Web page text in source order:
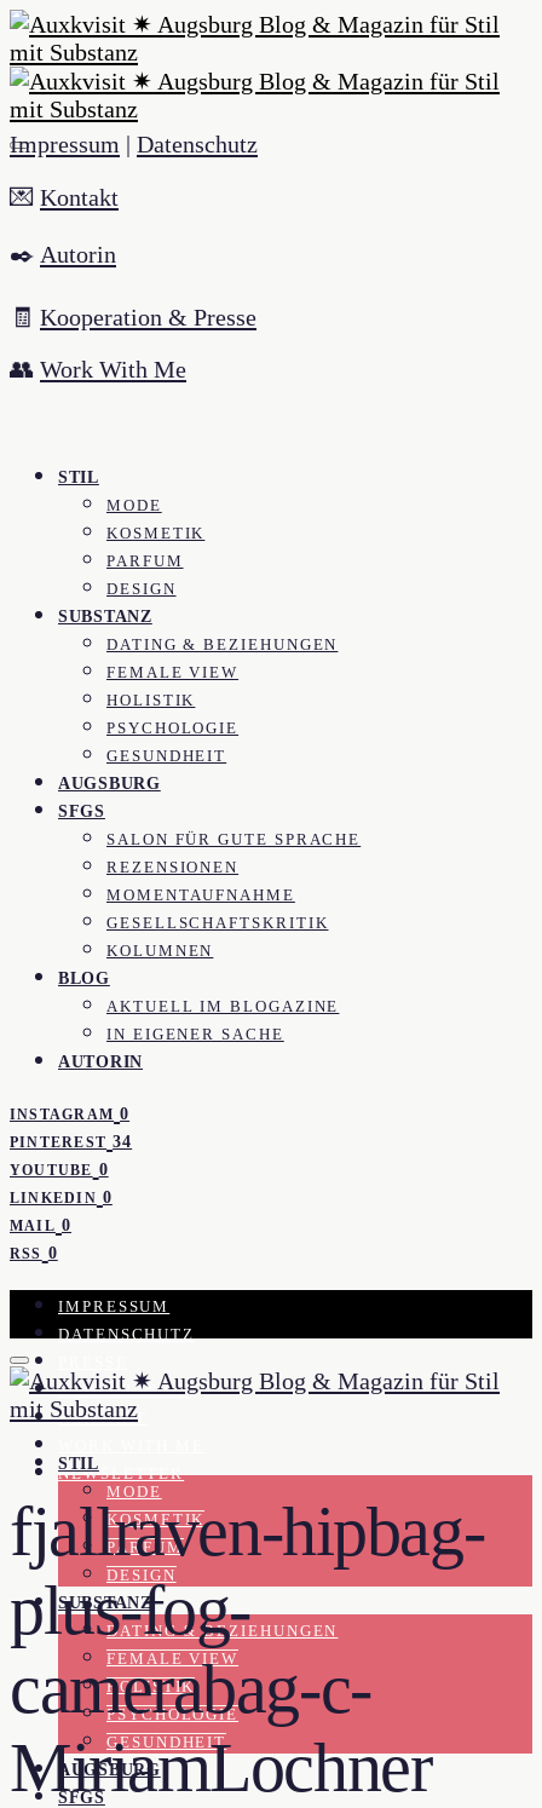
Impressum | Datenschutz
💌 Kontakt
✒️ Autorin
🧾 Kooperation & Presse
👥 Work With Me
STIL
MODE
KOSMETIK
PARFUM
DESIGN
SUBSTANZ
DATING & BEZIEHUNGEN
FEMALE VIEW
HOLISTIK
PSYCHOLOGIE
GESUNDHEIT
AUGSBURG
SFGS
SALON FÜR GUTE SPRACHE
REZENSIONEN
MOMENTAUFNAHME
GESELLSCHAFTSKRITIK
KOLUMNEN
BLOG
AKTUELL IM BLOGAZINE
IN EIGENER SACHE
AUTORIN
INSTAGRAM 0
PINTEREST 34
YOUTUBE 0
LINKEDIN 0
MAIL 0
RSS 0
IMPRESSUM
DATENSCHUTZ
KOOPERATION
KONTAKT
NEWSLETTER
STIL
MODE
KOSMETIK
PARFUM
DESIGN
SUBSTANZ
DATING & BEZIEHUNGEN
FEMALE VIEW
HOLISTIK
PSYCHOLOGIE
GESUNDHEIT
AUGSBURG
SFGS
fjallraven-hipbag-
plus-fog-
camerabag-c-
MiriamLochner